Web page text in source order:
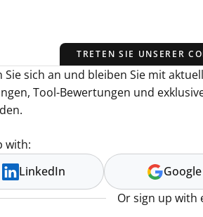
TRETEN SIE UNSERER
Sie sich an und bleiben Sie mit
Tool-Bewertungen und
with:
LinkedIn Google
Or sign up with